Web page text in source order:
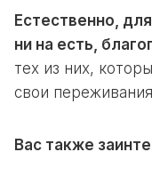
Естественно,
ни на есть,
тех из них,
свои
Вас также